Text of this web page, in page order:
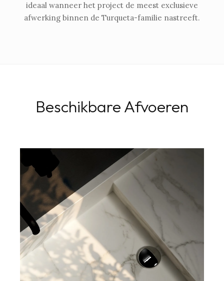
ideaal wanneer het project de meest exclusieve
afwerking binnen de Turqueta-familie nastreeft.
Beschikbare Afvoeren